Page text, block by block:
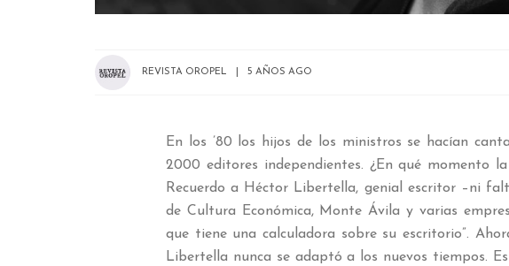
REVISTA OROPEL 5 AÑOS AGO
En los ’80 los hijos de los ministros se hacían
2000 editores independientes. ¿En qué momento
Recuerdo a Héctor Libertella, genial escritor –ni
de Cultura Económica, Monte Ávila y varias
que tiene una calculadora sobre su escritorio”.
Libertella nunca se adaptó a los nuevos tiempos.